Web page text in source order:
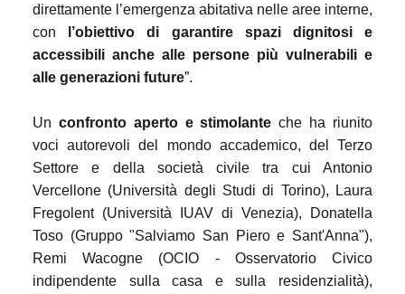
direttamente l’emergenza abitativa nelle aree interne,
con
l’obiettivo di garantire spazi dignitosi e
accessibili anche alle persone più vulnerabili e
alle generazioni future”.
Un confronto aperto e stimolante che ha riunito
voci autorevoli del mondo accademico, del Terzo
Settore e della società civile tra cui Antonio
Vercellone (Università degli Studi di Torino), Laura
Fregolent (Università IUAV di Venezia), Donatella
Toso (Gruppo "Salviamo San Piero e Sant'Anna"),
Remi Wacogne (OCIO - Osservatorio Civico
indipendente sulla casa e sulla residenzialità),